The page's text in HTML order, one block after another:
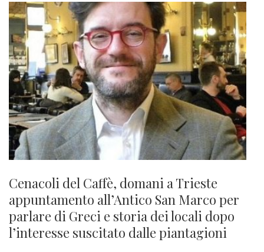
Cenacoli del Caffè, domani a Trieste
appuntamento all’Antico San Marco per
parlare di Greci e storia dei locali dopo
l’interesse suscitato dalle piantagioni